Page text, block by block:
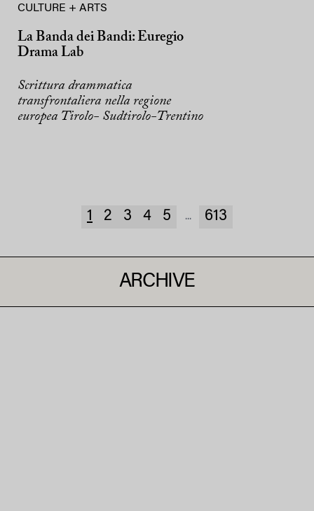
CULTURE + ARTS
La Banda dei Bandi: Euregio
Drama Lab
Scrittura drammatica
transfrontaliera nella regione
europea Tirolo- Sudtirolo-Trentino
1 2 3 4 5 ... 613
ARCHIVE